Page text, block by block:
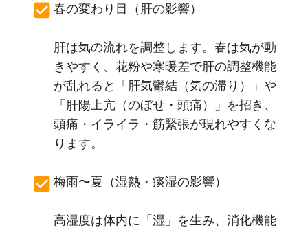
春の変わり目（肝の影響）
肝は気の流れを調整します。春は気が動
きやすく、花粉や寒暖差で肝の調整機能
が乱れると「肝気鬱結（気の滞り）」や
「肝陽上亢（のぼせ・頭痛）」を招き、
頭痛・イライラ・筋緊張が現れやすくな
ります。
梅雨〜夏（湿熱・痰湿の影響）
高湿度は体内に「湿」を生み、消化機能